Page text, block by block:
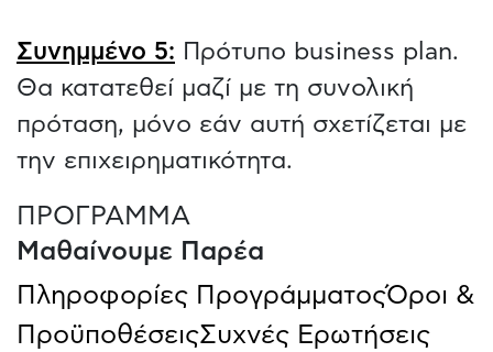
Συνημμένο 5: Πρότυπο business plan.
Θα κατατεθεί μαζί με τη συνολική
πρόταση, μόνο εάν αυτή σχετίζεται με
την επιχειρηματικότητα.
ΠΡΟΓΡΑΜΜΑ
Μαθαίνουμε Παρέα
Πληροφορίες ΠρογράμματοςΌροι &
ΠροϋποθέσειςΣυχνές Ερωτήσεις